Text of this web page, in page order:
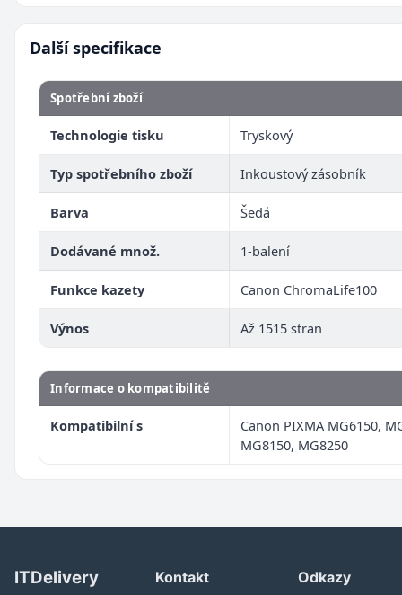
Další specifikace
Spotřební zboží
Technologie tisku Tryskový
Typ spotřebního zboží Inkoustový zásobník
Barva Šedá
Dodávané množ. 1-balení
Funkce kazety Canon ChromaLife100
Výnos Až 1515 stran
Informace o kompatibilitě
Kompatibilní s
Canon PIXMA MG6150,
MG8150, MG8250
ITDelivery
Kontakt
Odkazy